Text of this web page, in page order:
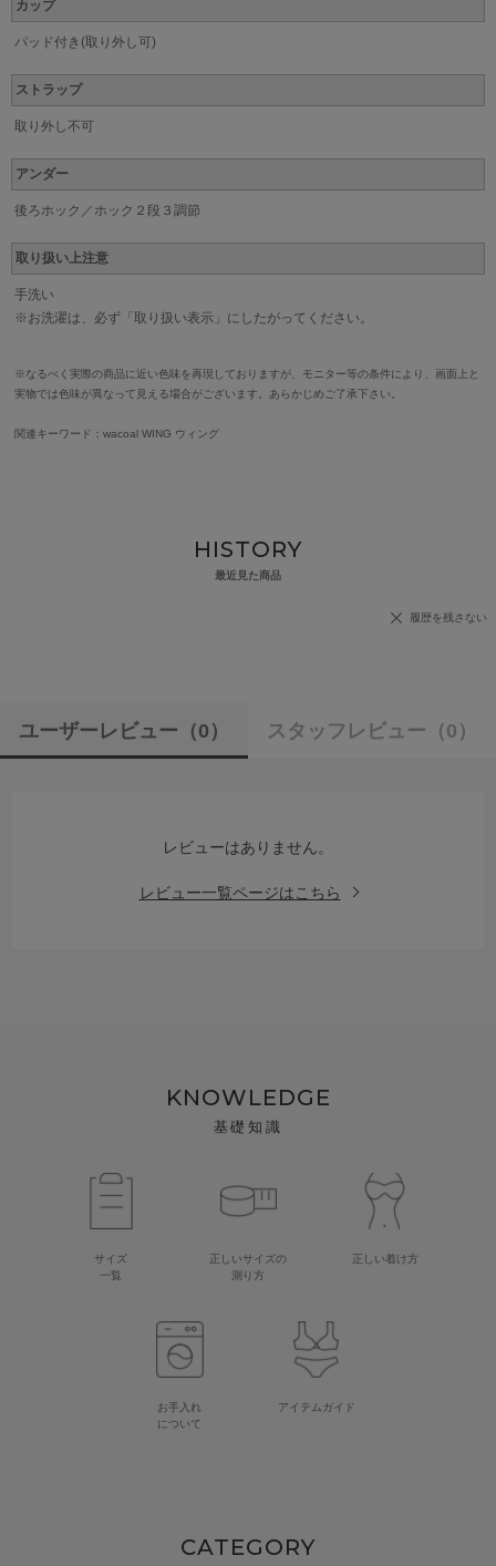
カップ
パッド付き(取り外し可)
ストラップ
取り外し不可
アンダー
後ろホック／ホック２段３調節
取り扱い上注意
手洗い
※お洗濯は、必ず「取り扱い表示」にしたがってください。
※なるべく実際の商品に近い色味を再現しておりますが、モニター等の条件により、画面上と
実物では色味が異なって見える場合がございます。あらかじめご了承下さい。
関連キーワード：wacoal WING ウィング
HISTORY
最近見た商品
履歴を残さない
ユーザーレビュー （0） スタッフレビュー （0）
レビューはありません。
レビュー一覧ページはこちら
KNOWLEDGE
基礎知識
サイズ
一覧
正しいサイズの
測り方
正しい着け方
お手入れ
について
アイテムガイド
CATEGORY